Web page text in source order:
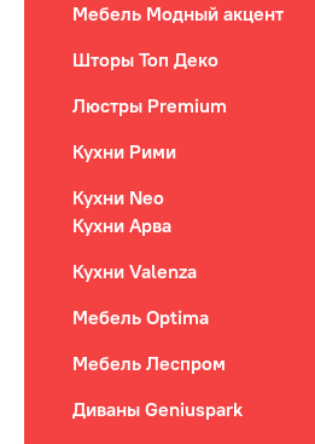
Мебель Модный акцент
Шторы Топ Деко
Люстры Premium
Кухни Рими
Кухни Neo
Кухни Арва
Кухни Valenza
Мебель Optima
Мебель Леспром
Диваны Geniuspark